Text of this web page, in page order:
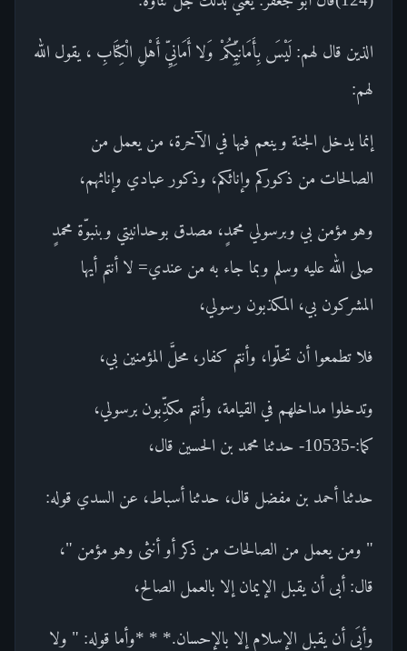
الذين قال لهم: لَيْسَ بِأَمَانِيِّكُمْ وَلا أَمَانِيِّ أَهْلِ الْكِتَابِ ، يقول الله
لهم:
إنما يدخل الجنة وينعم فيها في الآخرة، من يعمل من
الصالحات من ذكوركم وإناثكم، وذكور عبادي وإناثهم،
وهو مؤمن بي وبرسولي محمدٍ، مصدق بوحدانيتي وبنبوّة محمدٍ
صلى الله عليه وسلم وبما جاء به من عندي= لا أنتم أيها
المشركون بي، المكذبون رسولي،
فلا تطمعوا أن تحلّوا، وأنتم كفار، محلَّ المؤمنين بي،
وتدخلوا مداخلهم في القيامة، وأنتم مكذِّبون برسولي،
كما:-10535- حدثنا محمد بن الحسين قال،
حدثنا أحمد بن مفضل قال، حدثنا أسباط، عن السدي قوله:
" ومن يعمل من الصالحات من ذكر أو أنثى وهو مؤمن "،
قال: أبى أن يقبل الإيمان إلا بالعمل الصالح،
وأبَى أن يقبل الإسلام إلا بالإحسان.* * *وأما قوله: " ولا